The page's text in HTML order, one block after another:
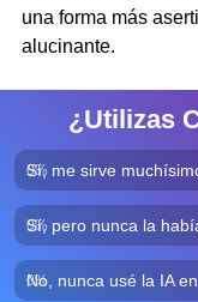
una forma más
alucinante.
¿Utilizas
0%
Sí, me sirve
0%
Sí, pero nunca la
0%
No, nunca usé la IA